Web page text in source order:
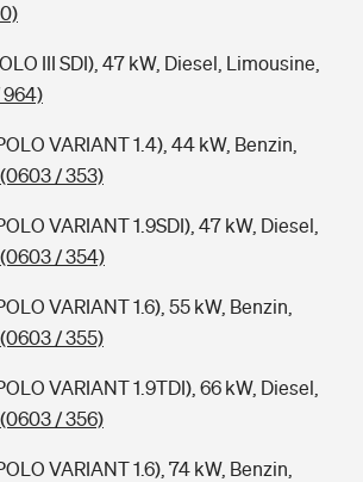
III SDI), 47 kW, Diesel, Limousine,
VARIANT 1.4), 44 kW, Benzin,
(0603 / 353)
VARIANT 1.9SDI), 47 kW, Diesel,
(0603 / 354)
VARIANT 1.6), 55 kW, Benzin,
(0603 / 355)
VARIANT 1.9TDI), 66 kW, Diesel,
(0603 / 356)
VARIANT 1.6), 74 kW, Benzin,